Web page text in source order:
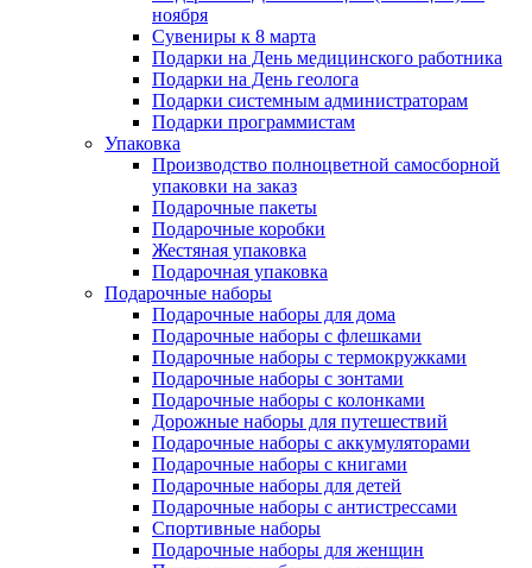
ноября
Сувениры к 8 марта
Подарки на День медицинского работника
Подарки на День геолога
Подарки системным администраторам
Подарки программистам
Упаковка
Производство полноцветной самосборной
упаковки на заказ
Подарочные пакеты
Подарочные коробки
Жестяная упаковка
Подарочная упаковка
Подарочные наборы
Подарочные наборы для дома
Подарочные наборы с флешками
Подарочные наборы с термокружками
Подарочные наборы с зонтами
Подарочные наборы с колонками
Дорожные наборы для путешествий
Подарочные наборы с аккумуляторами
Подарочные наборы с книгами
Подарочные наборы для детей
Подарочные наборы с антистрессами
Спортивные наборы
Подарочные наборы для женщин